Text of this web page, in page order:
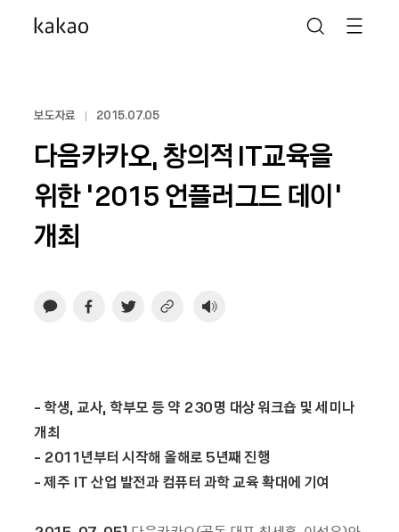
보도자료 2015.07.05
다음카카오, 창의적 IT교육을
위한 ‘2015 언플러그드 데이’
개최
- 학생, 교사, 학부모 등 약 230명 대상 워크숍 및 세미나
개최
- 2011년부터 시작해 올해로 5년째 진행
- 제주 IT 산업 발전과 컴퓨터 과학 교육 확대에 기여